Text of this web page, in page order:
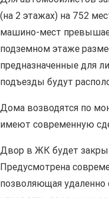
(на 2 этажах) на 752
машино-мест
подземном этаже
предназначенные для
подъезды будут
Дома возводятся по
имеют современную
Двор в ЖК будет
Предусмотрена
позволяющая удаленно